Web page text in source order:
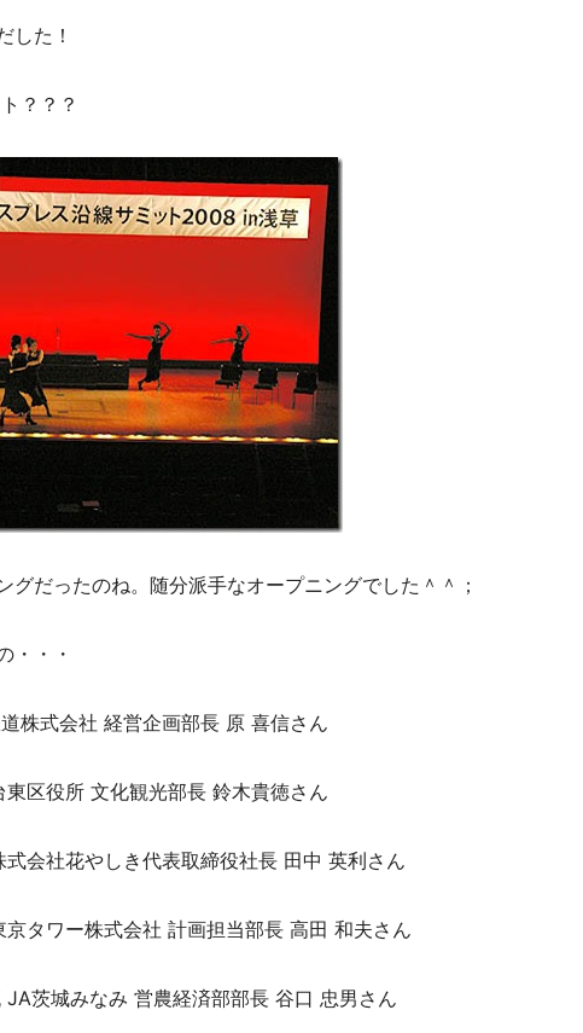
した！
？？？
グだったのね。随分派手なオープニングでした＾＾；
・・・
株式会社 経営企画部長 原 喜信さん
区役所 文化観光部長 鈴木貴徳さん
会社花やしき代表取締役社長 田中 英利さん
タワー株式会社 計画担当部長 高田 和夫さん
茨城みなみ 営農経済部部長 谷口 忠男さん